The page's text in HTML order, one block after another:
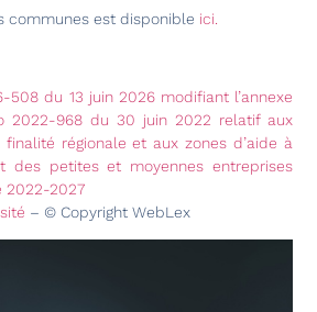
communes est disponible ici.
508 du 13 juin 2026 modifiant l’annexe
2022-968 du 30 juin 2022 relatif aux
finalité régionale et aux zones d’aide à
des petites et moyennes entreprises
2022-2027
– © Copyright WebLex